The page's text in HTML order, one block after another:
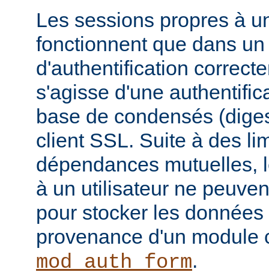
Les sessions propres à
fonctionnent que dans
d'authentification
s'agisse d'une
base de condensés
client SSL. Suite à des
dépendances mutuelles,
à un utilisateur ne
pour stocker les
provenance d'un module
mod_auth_form.